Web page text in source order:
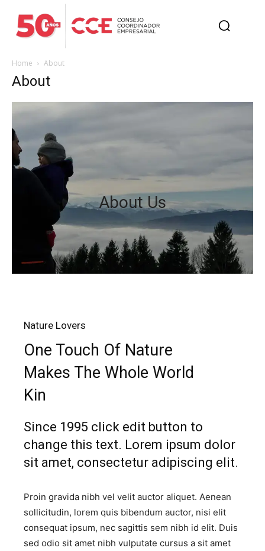
Home About
About
About Us
Nature Lovers
One Touch Of Nature
Makes The Whole World
Kin
Since 1995 click edit button to
change this text. Lorem ipsum dolor
sit amet, consectetur adipiscing elit.
Proin gravida nibh vel velit auctor aliquet. Aenean
sollicitudin, lorem quis bibendum auctor, nisi elit
consequat ipsum, nec sagittis sem nibh id elit. Duis
sed odio sit amet nibh vulputate cursus a sit amet